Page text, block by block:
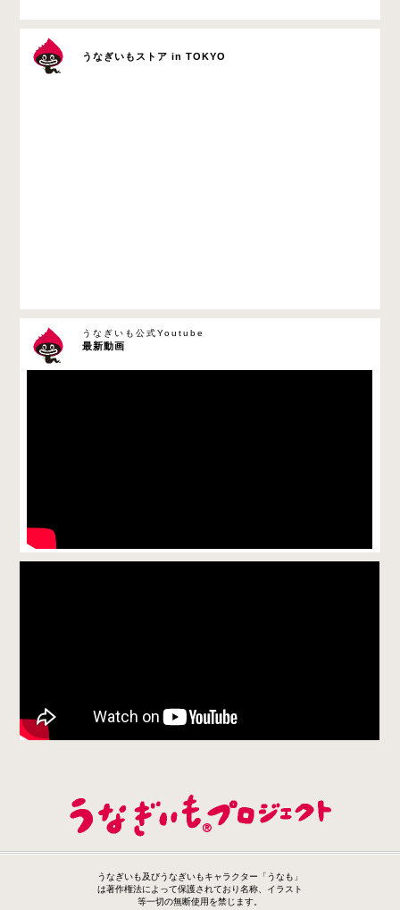
うなぎいもストア in TOKYO
最新動画
うなぎいも公式Youtube
うなぎいも及びうなぎいもキャラクター「うなも」
は著作権法によって保護されており名称、イラスト
等一切の無断使用を禁じます。